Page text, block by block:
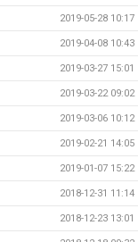
2019-05-28 10:17
2019-04-08 10:43
2019-03-27 15:01
2019-03-22 09:02
2019-03-06 10:12
2019-02-21 14:05
2019-01-07 15:22
2018-12-31 11:14
2018-12-23 13:01